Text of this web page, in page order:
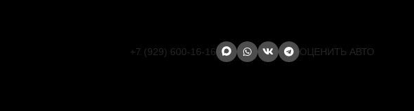
+7 (929) 600-16-16 ОЦЕНИТЬ АВТО